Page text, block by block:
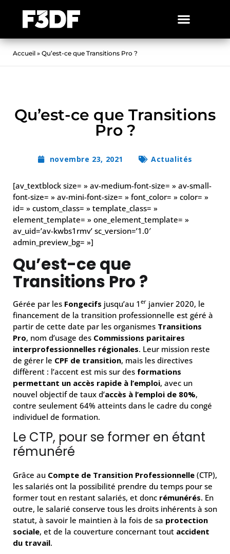
Accueil » Qu’est-ce que Transitions Pro ?
Qu’est-ce que Transitions
Pro ?
novembre 23, 2021 Actualités
[av_textblock size= » av-medium-font-size= » av-small-
font-size= » av-mini-font-size= » font_color= » color= »
id= » custom_class= » template_class= »
element_template= » one_element_template= »
av_uid=’av-kwbs1rmv’ sc_version=’1.0′
admin_preview_bg= »]
Qu’est-ce que
Transitions Pro ?
Gérée par les Fongecifs jusqu’au 1 er janvier 2020, le
financement de la transition professionnelle est géré à
partir de cette date par les organismes Transitions
Pro, nom d’usage des Commissions paritaires
interprofessionnelles régionales. Leur mission reste
de gérer le CPF de transition, mais les directives
diffèrent : l’accent est mis sur des formations
permettant un accès rapide à l’emploi, avec un
nouvel objectif de taux d’accès à l’emploi de 80%,
contre seulement 64% atteints dans le cadre du congé
individuel de formation.
Le CTP, pour se former en étant
rémunéré
Grâce au Compte de Transition Professionnelle (CTP),
les salariés ont la possibilité prendre du temps pour se
former tout en restant salariés, et donc rémunérés. En
outre, le salarié conserve tous les droits inhérents à son
statut, à savoir le maintien à la fois de sa protection
sociale, et de la couverture concernant tout accident
du travail.